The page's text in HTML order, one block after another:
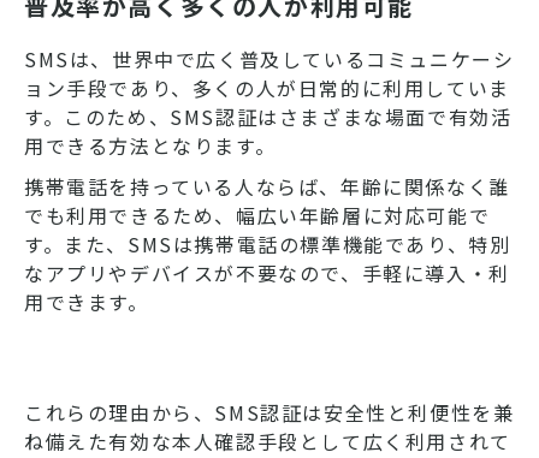
SMSは、世界中で広く普及しているコミュニケーシ
ョン手段であり、多くの人が日常的に利用していま
す。このため、SMS認証はさまざまな場面で有効活
用できる方法となります。
携帯電話を持っている人ならば、年齢に関係なく誰
でも利用できるため、幅広い年齢層に対応可能で
す。また、SMSは携帯電話の標準機能であり、特別
なアプリやデバイスが不要なので、手軽に導入・利
用できます。
これらの理由から、SMS認証は安全性と利便性を兼
ね備えた有効な本人確認手段として広く利用されて